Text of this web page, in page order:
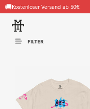
🚚Kostenloser Versand ab 50€
FILTER